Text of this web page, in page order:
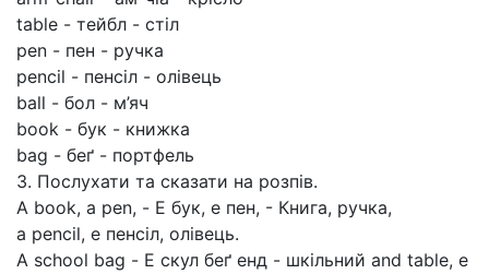
table - тейбл - стіл
pen - пен - ручка
pencil - пенсіл - олівець
ball - бол - м’яч
book - бук - книжка
bag - беґ - портфель
3. Послухати та сказати на розпів.
A book, a pen, - Е бук, е пен, - Книга, ручка,
a pencil, е пенсіл, олівець.
A school bag - Е скул беґ енд - шкільний and table, е